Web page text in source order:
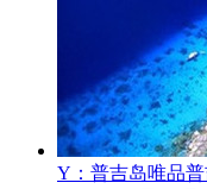
Y：普吉岛唯品